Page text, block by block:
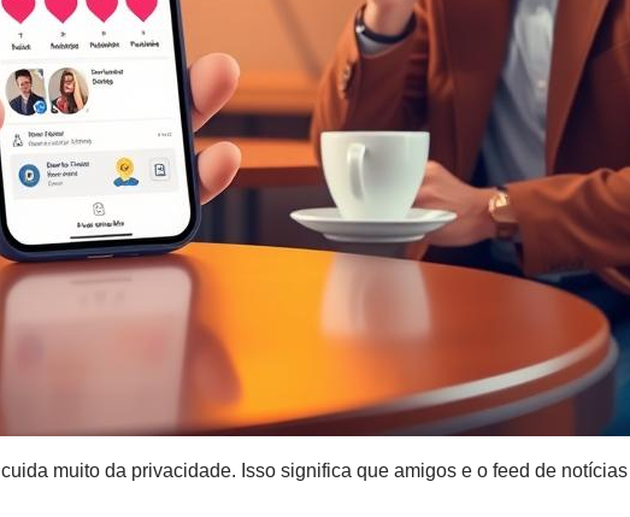
cuida muito da privacidade. Isso significa que amigos e o feed de